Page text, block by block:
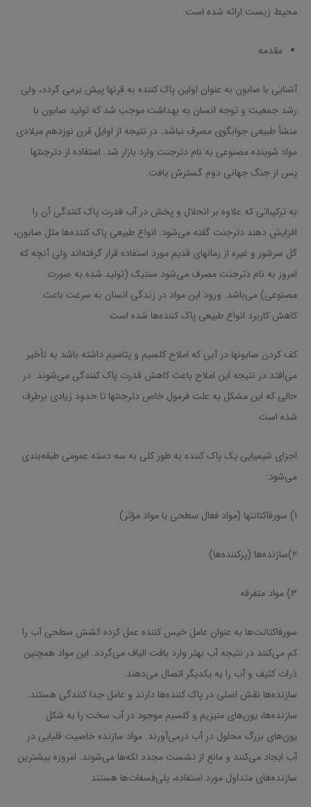
محیط زیست ارائه شده است.
مقدمه
آشنایی با صابون به عنوان اولین پاک کننده به قرنها پیش برمی گردد، ولی
رشد جمعیت و توجه انسان به بهداشت موجب شد که تولید صابون با
منشأ طبیعی جوابگوی مصرف نباشد. در نتیجه از اوایل قرن نوزدهم میلادی
مواد شوینده مصنوعی به نام دترجنت وارد بازار شد. استفاده از دترجنتها
پس از جنگ جهانی دوم گسترش یافت.
به ترکیباتی که علاوه بر انحلال و پخش در‌ آب قدرت پاک کنندگی آن را
افزایش ‌دهند دترجنت گفته می‌شود. انواع طبیعی پاک کننده‌ها مثل صابون،
گل سرشور و غیره از زمانهای قدیم مورد استفاده قرار گرفته‌اند ولی آنچه که
امروز به نام دترجنت مصرف می‌شود سنتیک (تولید شده به صورت
مصنوعی) می‌باشد. ورود این مواد در زندگی انسان به سرعت باعث
کاهش کاربرد انواع طبیعی پاک کننده‌ها شده است
کف کردن صابونها در آبی که املاح کلسیم و پتاسیم داشته باشد به تأخیر
می‌افتد در نتیجه این املاح باعث کاهش قدرت پاک کنندگی می‌شوند. در
حالی که این مشکل به علت فرمول خاص دترجنتها تا حدود زیادی برطرف
شده است
اجزای شیمیایی یک پاک کننده به طور کلی به سه دسته عمومی طبقه‌بندی
می‌شود:
۱) سورفاکتانتها (مواد فعال سطحی یا مواد مؤثر)
۲)سازنده‌ها (پرکننده‌ها)
۳) مواد متفرقه
سورفاکتانت‌ها به عنوان عامل خیس کننده عمل کرده کشش سطحی آب را
کم می‌کنند در نتیجه آب بهتر وارد بافت الیاف می‌گردد. این مواد همچنین
ذرات کثیف و آب را به یکدیگر اتصال می‌دهند.
سازنده‌ها نقش اصلی در پاک کننده‌ها دارند و عامل جدا کنندگی هستند.
سازنده‌ها، یون‌های منیزیم و کلسیم موجود در آب سخت را به شکل
یون‌های بزرگ محلول در آب درمی‌آورند. مواد سازنده خاصیت قلیایی در
آب ایجاد می‌کنند و مانع از نشست مجدد لکه‌ها می‌شوند. امروزه بیشترین
سازنده‌های متداول مورد استفاده، پلی‌فسفات‌ها هستند